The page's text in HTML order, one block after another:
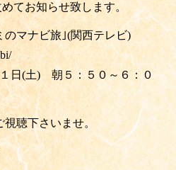
てお知らせ致します。
のマナビ旅｣(関西テレビ)
１日(土) 朝５：５０～６：０
視聴下さいませ。